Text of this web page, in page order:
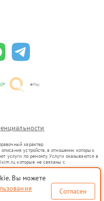
характер.
устройств, в отношении которых
услуги по ремонту. Услуги оказываются в
которые не связаны с
представителями.
в гражданский оборот в соответствии
индивидуализации услуг или введения
о предоставляемых услугах по
Вы можете
Согласен